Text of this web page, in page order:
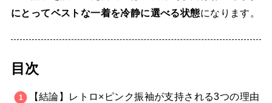
にとってベストな一着を冷静に選べる状態になります。
目次
【結論】レトロ×ピンク振袖が支持される3つの理由